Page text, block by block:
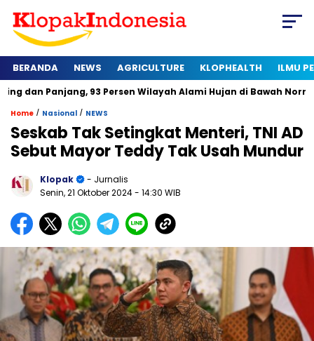
BERANDA NEWS AGRICULTURE KLOPHEALTH ILMU
93 Persen Wilayah Alami Hujan di Bawah Normal
Home / Nasional / NEWS
Seskab Tak Setingkat Menteri, TNI AD
Sebut Mayor Teddy Tak Usah Mundur
Klopak
- Jurnalis
Senin, 21 Oktober 2024- 14:30 WIB